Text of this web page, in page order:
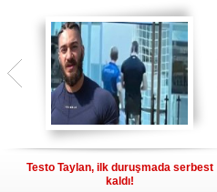
Testo Taylan, ilk duruşmada serbest
kaldı!